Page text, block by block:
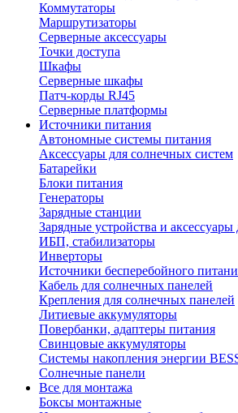
Коммутаторы
Маршрутизаторы
Серверные аксессуары
Точки доступа
Шкафы
Серверные шкафы
Патч-корды RJ45
Серверные платформы
Источники питания
Автономные системы питания
Аксессуары для солнечных систем
Батарейки
Блоки питания
Генераторы
Зарядные станции
Зарядные устройства и аксессуары
ИБП, стабилизаторы
Инверторы
Источники бесперебойного
Кабель для солнечных панелей
Крепления для солнечных панелей
Литиевые аккумуляторы
Повербанки, адаптеры питания
Свинцовые аккумуляторы
Системы накопления энергии
Солнечные панели
Все для монтажа
Боксы монтажные